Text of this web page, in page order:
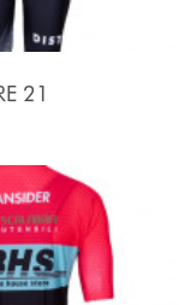
21